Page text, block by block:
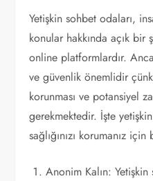
Yetişkin sohbet odaları,
konular hakkında açık bir
online platformlardır.
ve güvenlik önemlidir
korunması ve potansiyel
gerekmektedir. İşte
sağlığınızı korumanız
Anonim Kalın: